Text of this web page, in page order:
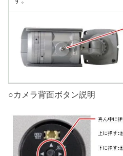
○カメラ背面ボタン説明